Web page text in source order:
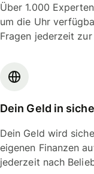
Über 1.000
um die Uhr
Fragen jederzeit
Dein Geld in
Dein Geld wird
eigenen Finanzen
jederzeit nach